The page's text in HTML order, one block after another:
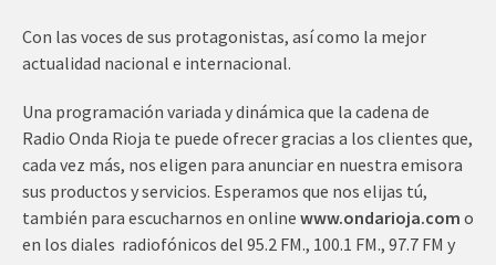
Con las voces de sus protagonistas, así como la mejor
actualidad nacional e internacional.
Una programación variada y dinámica que la cadena de
Radio Onda Rioja te puede ofrecer gracias a los clientes que,
cada vez más, nos eligen para anunciar en nuestra emisora
sus productos y servicios. Esperamos que nos elijas tú,
también para escucharnos en online www.ondarioja.com o
en los diales radiofónicos del 95.2 FM., 100.1 FM., 97.7 FM y